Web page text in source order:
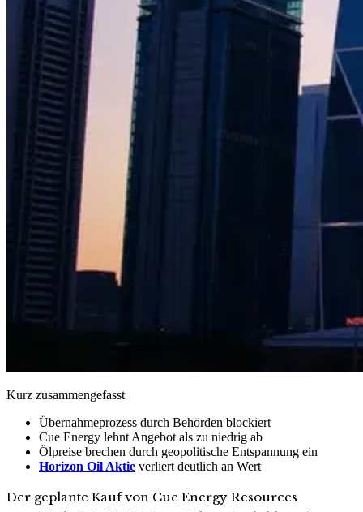
Kurz zusammengefasst
Übernahmeprozess durch Behörden blockiert
Cue Energy lehnt Angebot als zu niedrig ab
Ölpreise brechen durch geopolitische Entspannung ein
Horizon Oil Aktie verliert deutlich an Wert
Der geplante Kauf von Cue Energy Resources